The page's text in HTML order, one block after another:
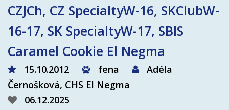
CZJCh, CZ SpecialtyW-16, SKClubW-
16-17, SK SpecialtyW-17, SBIS
Caramel Cookie El Negma
15.10.2012 fena
Adéla
Černošková, CHS El Negma
06.12.2025